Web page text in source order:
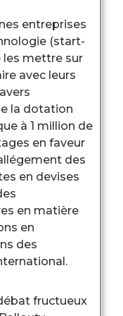
entreprises
(start-
les mettre sur
avec leurs
la dotation
à 1 million de
en faveur
des
en devises
en matière
en
des
fructueux